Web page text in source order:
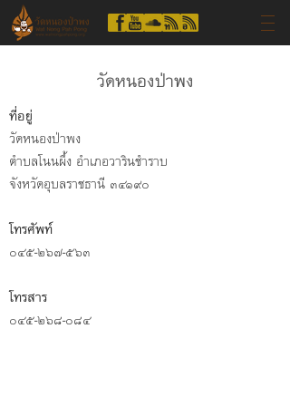
วัดหนองป่าพง
ที่อยู่
วัดหนองป่าพง
ตำบลโนนผึ้ง อำเภอวารินชำราบ
จังหวัดอุบลราชธานี ๓๔๑๙๐
โทรศัพท์
๐๔๕-๒๖๗-๕๖๓
โทรสาร
๐๔๕-๒๖๘-๐๘๔